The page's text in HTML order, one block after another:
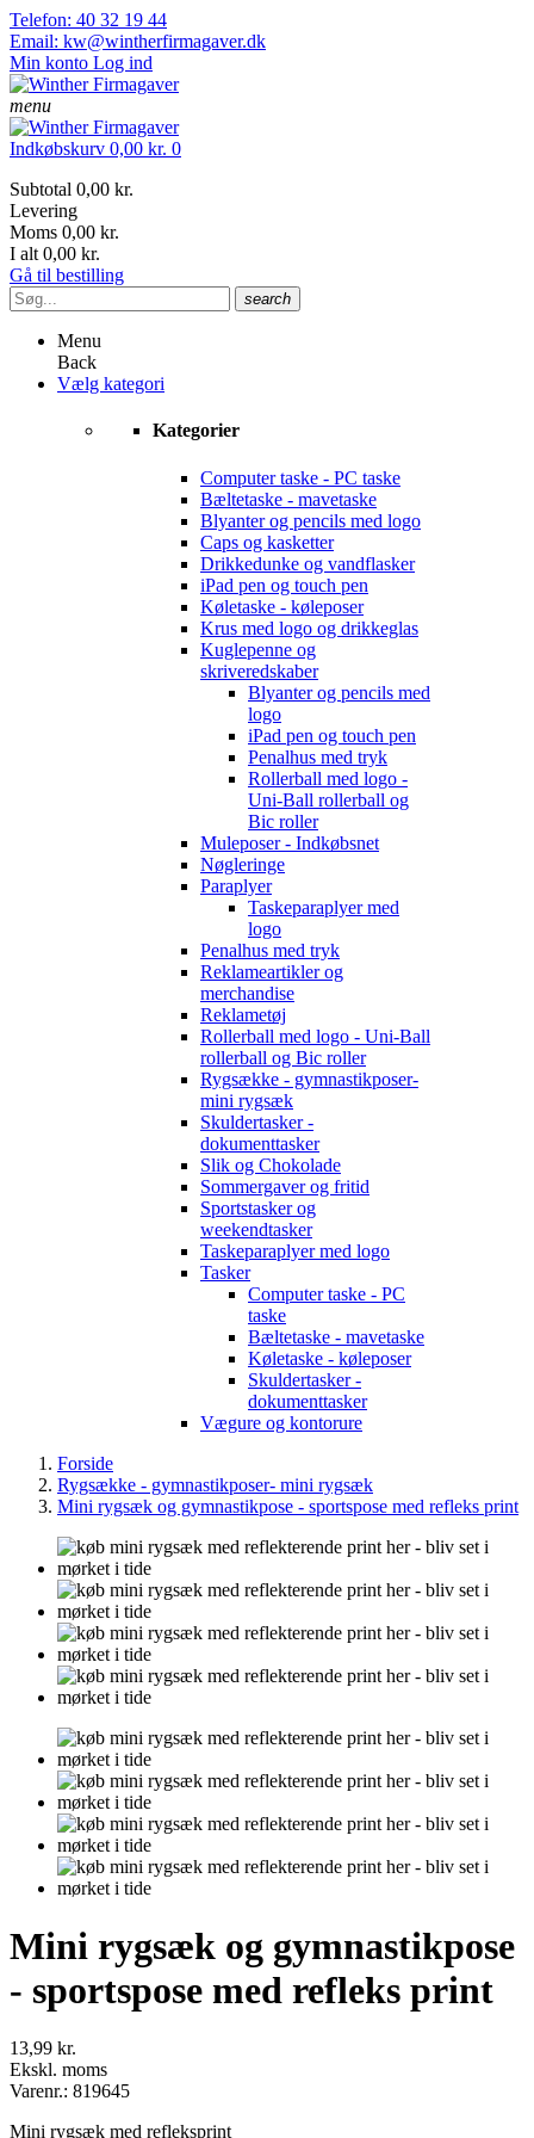
Telefon: 40 32 19 44
Email: kw@wintherfirmagaver.dk
Min konto Log ind
menu
Indkøbskurv 0,00 kr. 0
Subtotal 0,00 kr.
Levering
Moms 0,00 kr.
I alt 0,00 kr.
Gå til bestilling
search
Menu
Back
Vælg kategori
Kategorier
Computer taske - PC taske
Bæltetaske - mavetaske
Blyanter og pencils med logo
Caps og kasketter
Drikkedunke og vandflasker
iPad pen og touch pen
Køletaske - køleposer
Krus med logo og drikkeglas
Kuglepenne og
skriveredskaber
Blyanter og pencils med
logo
iPad pen og touch pen
Penalhus med tryk
Rollerball med logo -
Uni-Ball rollerball og
Bic roller
Muleposer - Indkøbsnet
Nøgleringe
Paraplyer
Taskeparaplyer med
logo
Penalhus med tryk
Reklameartikler og
merchandise
Reklametøj
Rollerball med logo - Uni-Ball
rollerball og Bic roller
Rygsække - gymnastikposer-
mini rygsæk
Skuldertasker -
dokumenttasker
Slik og Chokolade
Sommergaver og fritid
Sportstasker og
weekendtasker
Taskeparaplyer med logo
Tasker
Computer taske - PC
taske
Bæltetaske - mavetaske
Køletaske - køleposer
Skuldertasker -
dokumenttasker
Vægure og kontorure
Forside
Rygsække - gymnastikposer- mini rygsæk
Mini rygsæk og gymnastikpose - sportspose med refleks print
Mini rygsæk og gymnastikpose
- sportspose med refleks print
13,99 kr.
Ekskl. moms
Varenr.: 819645
Mini rygsæk med refleksprint